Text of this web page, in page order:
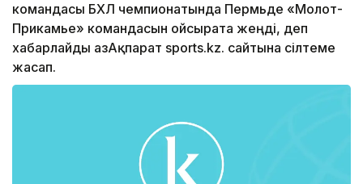
командасы БХЛ чемпионатында Пермьде «Молот-
Прикамье» командасын ойсырата жеңді, деп
хабарлайды ҚазАқпарат sports.kz. сайтына сілтеме
жасап.